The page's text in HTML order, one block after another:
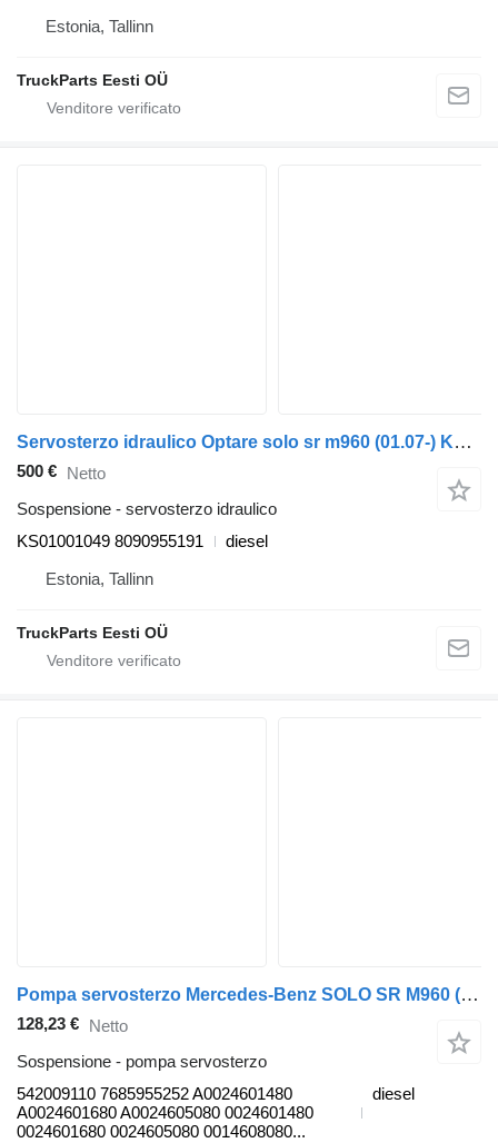
Estonia, Tallinn
TruckParts Eesti OÜ
Servosterzo idraulico Optare solo sr m960 (01.07-) KS01001049 per autobus Optare Solo Sr, Tempo, Versa, Olymus, Toro (2004-)
500 € Netto
Sospensione - servosterzo idraulico
KS01001049 8090955191
diesel
Estonia, Tallinn
TruckParts Eesti OÜ
Pompa servosterzo Mercedes-Benz SOLO SR M960 (01.07-) 542009110 per autobus Optare Solo Sr, Tempo, Versa, Olymus, Toro (2004-)
128,23 € Netto
Sospensione - pompa servosterzo
542009110 7685955252 A0024601480
A0024601680 A0024605080 0024601480
0024601680 0024605080 0014608080...
diesel